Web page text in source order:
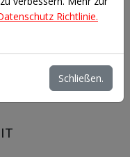
Kupplungen
Richtlinie.
Schließen.